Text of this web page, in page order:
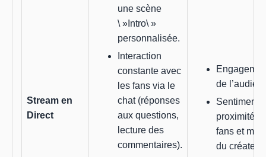
Stream en
Direct
une scène
\ »Intro\ »
personnalisée.
Interaction
constante avec
les fans via le
chat (réponses
aux questions,
lecture des
commentaires).
de
Sentiment
proximité
fans et
du créateur.